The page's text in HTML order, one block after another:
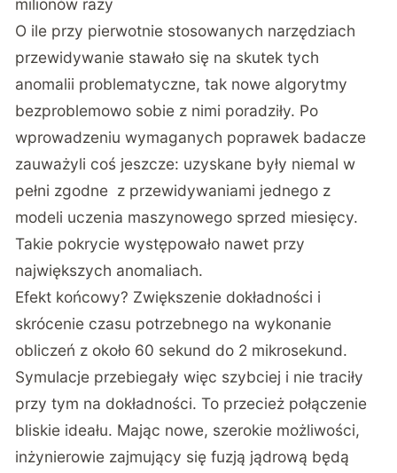
milionów razy
O ile przy pierwotnie stosowanych narzędziach
przewidywanie stawało się na skutek tych
anomalii problematyczne, tak nowe algorytmy
bezproblemowo sobie z nimi poradziły. Po
wprowadzeniu wymaganych poprawek badacze
zauważyli coś jeszcze: uzyskane były niemal w
pełni zgodne z przewidywaniami jednego z
modeli uczenia maszynowego sprzed miesięcy.
Takie pokrycie występowało nawet przy
największych anomaliach.
Efekt końcowy? Zwiększenie dokładności i
skrócenie czasu potrzebnego na wykonanie
obliczeń z około 60 sekund do 2 mikrosekund.
Symulacje przebiegały więc szybciej i nie traciły
przy tym na dokładności. To przecież połączenie
bliskie ideału. Mając nowe, szerokie możliwości,
inżynierowie zajmujący się fuzją jądrową będą